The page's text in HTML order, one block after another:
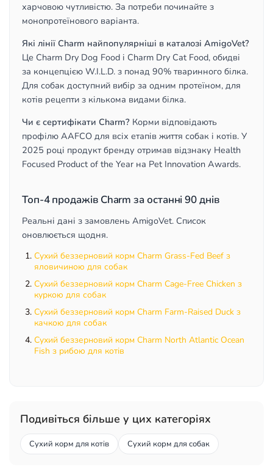
харчовою чутливістю. За потреби починайте з
монопротеїнового варіанта.
Які лінії Charm найпопулярніші в каталозі AmigoVet?
Це Charm Dry Dog Food і Charm Dry Cat Food, обидві
за концепцією W.I.L.D. з понад 90% тваринного білка.
Для собак доступний вибір за одним протеїном, для
котів рецепти з кількома видами білка.
Чи є сертифікати Charm? Корми відповідають
профілю AAFCO для всіх етапів життя собак і котів. У
2025 році продукт бренду отримав відзнаку Health
Focused Product of the Year на Pet Innovation Awards.
Топ-4 продажів Charm за останні 90 днів
Реальні дані з замовлень AmigoVet. Список
оновлюється щодня.
Сухий беззерновий корм Charm Grass-Fed Beef з
яловичиною для собак
Сухий беззерновий корм Charm Cage-Free Chicken з
куркою для собак
Сухий беззерновий корм Charm Farm-Raised Duck з
качкою для собак
Сухий беззерновий корм Charm North Atlantic Ocean
Fish з рибою для котів
Подивіться більше у цих категоріях
Сухий корм для котів Сухий корм для собак